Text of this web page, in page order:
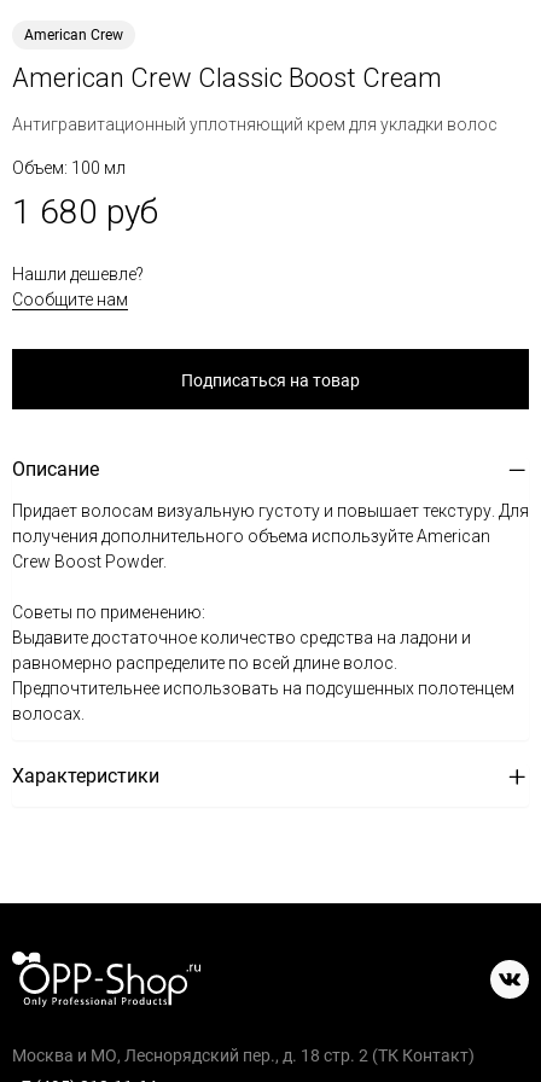
American Crew
American Crew Classic Boost Cream
Антигравитационный уплотняющий крем для укладки волос
Объем: 100 мл
1 680 руб
Нашли дешевле?
Сообщите нам
Подписаться на товар
Описание
Придает волосам визуальную густоту и повышает текстуру. Для
получения дополнительного объема используйте American
Crew Boost Powder.
Советы по применению:
Выдавите достаточное количество средства на ладони и
равномерно распределите по всей длине волос.
Предпочтительнее использовать на подсушенных полотенцем
волосах.
Характеристики
Москва и МО, Леснорядский пер., д. 18 стр. 2 (ТК Контакт)